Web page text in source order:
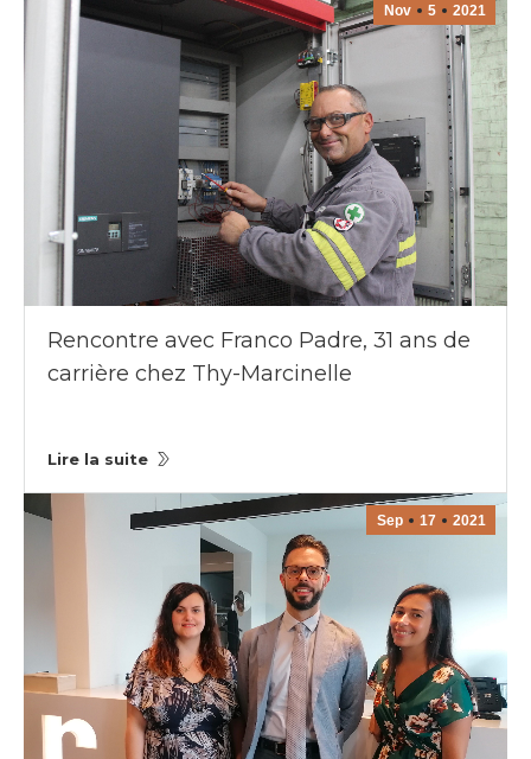
Nov 5 2021
Rencontre avec Franco Padre, 31 ans de
carrière chez Thy-Marcinelle
Lire la suite
Sep 17 2021